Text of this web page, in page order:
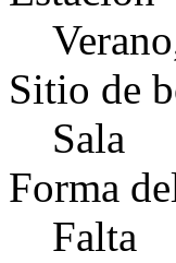
Sitio de
Sala
Forma
Falta